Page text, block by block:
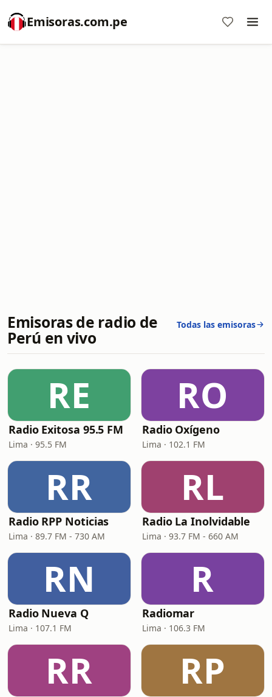
Emisoras.com.pe
Emisoras de radio de
Perú en vivo
Todas las emisoras
RE
Radio Exitosa 95.5 FM
Lima · 95.5 FM
RO
Radio Oxígeno
Lima · 102.1 FM
RR
Radio RPP Noticias
Lima · 89.7 FM - 730 AM
RL
Radio La Inolvidable
Lima · 93.7 FM - 660 AM
RN
Radio Nueva Q
Lima · 107.1 FM
R
Radiomar
Lima · 106.3 FM
RR RP